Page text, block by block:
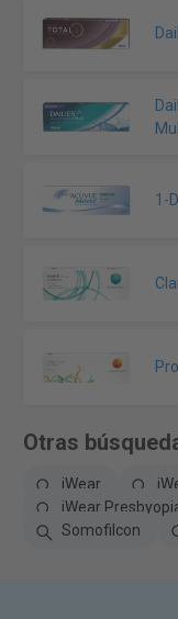
1-
Otras
iWear
iWear
Somofilcon